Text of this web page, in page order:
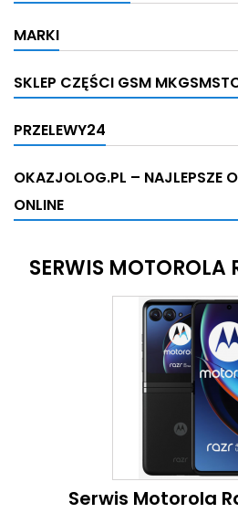
MARKI
SKLEP CZĘŚCI GSM
PRZELEWY24
OKAZJOLOG.PL – NAJLEPSZE
ONLINE
SERWIS MOTOROLA
Serwis Motorola